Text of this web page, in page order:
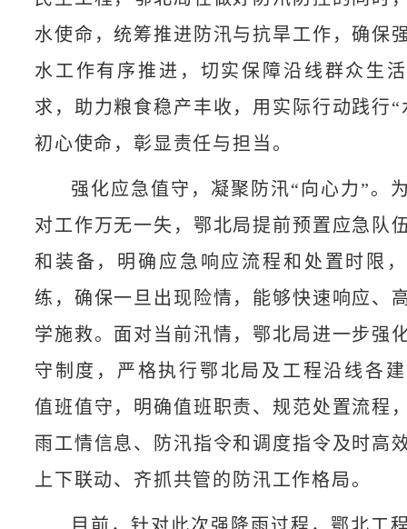
水使命，统筹推进防汛与抗旱工作，确保
水工作有序推进，切实保障沿线群众生
求，助力粮食稳产丰收，用实际行动践行“
初心使命，彰显责任与担当。
强化应急值守，凝聚防汛“向心力”。
对工作万无一失，鄂北局提前预置应急队
和装备，明确应急响应流程和处置时限
练，确保一旦出现险情，能够快速响应、
学施救。面对当前汛情，鄂北局进一步强
守制度，严格执行鄂北局及工程沿线各
值班值守，明确值班职责、规范处置流程
雨工情信息、防汛指令和调度指令及时高
上下联动、齐抓共管的防汛工作格局。